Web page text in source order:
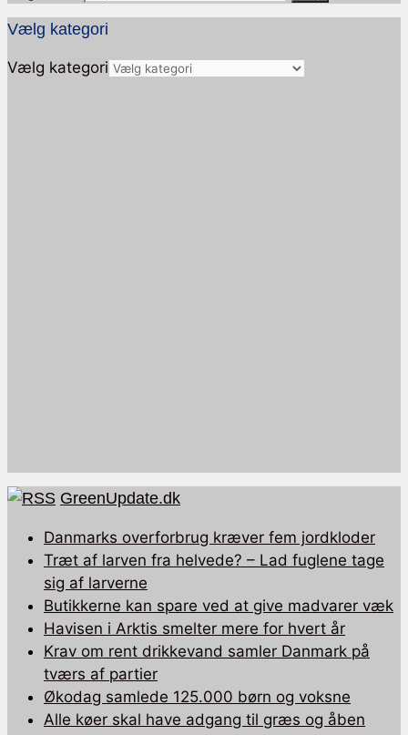
Vælg kategori
Vælg kategori
GreenUpdate.dk
Danmarks overforbrug kræver fem jordkloder
Træt af larven fra helvede? – Lad fuglene tage
sig af larverne
Butikkerne kan spare ved at give madvarer væk
Havisen i Arktis smelter mere for hvert år
Krav om rent drikkevand samler Danmark på
tværs af partier
Økodag samlede 125.000 børn og voksne
Alle køer skal have adgang til græs og åben